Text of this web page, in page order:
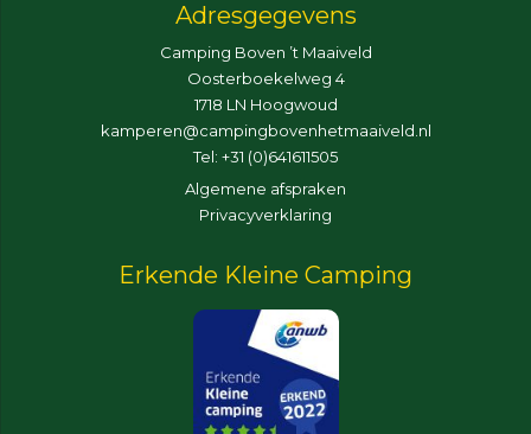
Adresgegevens
Camping Boven ’t Maaiveld
Oosterboekelweg 4
1718 LN Hoogwoud
kamperen@campingbovenhetmaaiveld.nl
Tel: +31 (0)641611505
Algemene afspraken
Privacyverklaring
Erkende Kleine Camping